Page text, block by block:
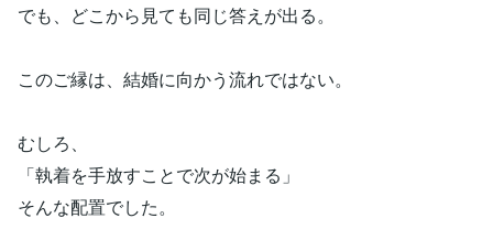
でも、どこから見ても同じ答えが出る。
このご縁は、結婚に向かう流れではない。
むしろ、
「執着を手放すことで次が始まる」
そんな配置でした。